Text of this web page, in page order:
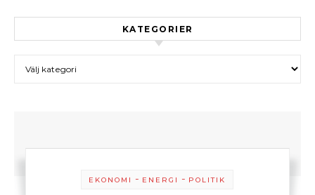
KATEGORIER
EKONOMI - ENERGI - POLITIK